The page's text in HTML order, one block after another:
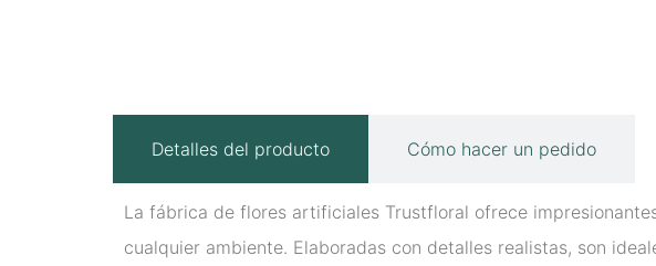
Detalles del producto Cómo hacer un pedido
La fábrica de flores artificiales Trustfloral ofrece
cualquier ambiente. Elaboradas con detalles realistas, son